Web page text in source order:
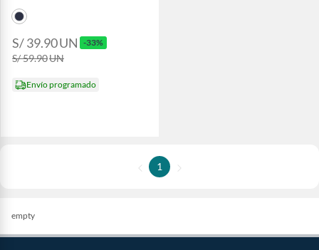
S/ 39.90UN -33%
S/ 59.90UN
Envío programado
1
empty